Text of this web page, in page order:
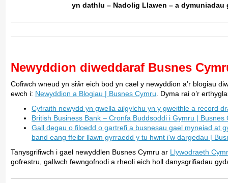
yn dathlu – Nadolig Llawen – a dymuniadau
Newyddion diweddaraf Busnes
Cofiwch wneud yn siŵr eich bod yn cael y newyddion a’r blogiau
ewch i: Newyddion a Blogiau | Busnes Cymru . Dyma rai o’r
Cyfraith newydd yn gwella ailgylchu yn y gweithle a record
British Business Bank – Cronfa Buddsoddi i Gymru | Busnes
Gall degau o filoedd o gartrefi a busnesau gael myneiad at
band eang ffeibr llawn gyrraedd y tu hwnt i'w dargedau |
Tanysgrifiwch i gael newyddlen Busnes Cymru ar Llywodraeth
gofrestru, gallwch fewngofnodi a rheoli eich holl danysgrifiadau